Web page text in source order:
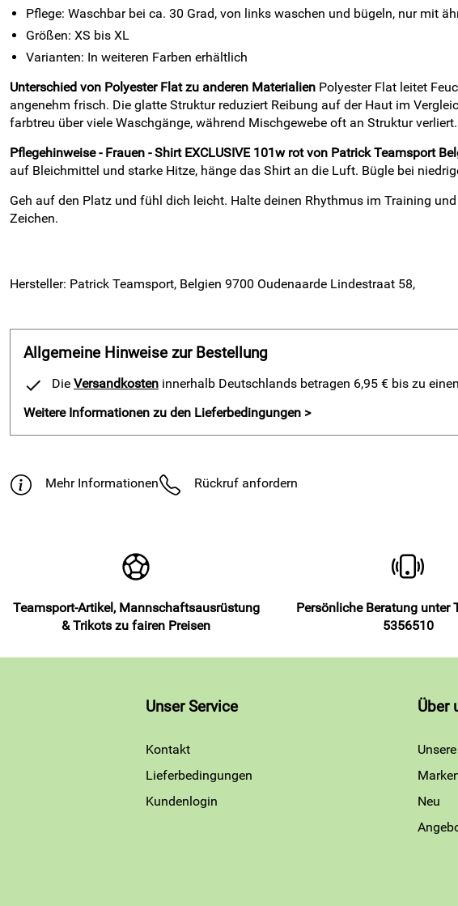
Pflege: Waschbar bei ca. 30 Grad, von links waschen und bügeln, nur mit
Größen: XS bis XL
Varianten: In weiteren Farben erhältlich
Unterschied von Polyester Flat zu anderen Materialien Polyester Flat leitet
angenehm frisch. Die glatte Struktur reduziert Reibung auf der Haut im
farbtreu über viele Waschgänge, während Mischgewebe oft an Struktur verliert.
Pflegehinweise - Frauen - Shirt EXCLUSIVE 101w rot von Patrick Teamsport
auf Bleichmittel und starke Hitze, hänge das Shirt an die Luft. Bügle bei
Geh auf den Platz und fühl dich leicht. Halte deinen Rhythmus im Training
Zeichen.
Hersteller: Patrick Teamsport, Belgien 9700 Oudenaarde Lindestraat 58,
Allgemeine Hinweise zur Bestellung
Die Versandkosten innerhalb Deutschlands betragen 6,95 € bis zu
Weitere Informationen zu den Lieferbedingungen >
Mehr Informationen Rückruf anfordern
Teamsport-Artikel, Mannschaftsausrüstung
& Trikots zu fairen Preisen
Persönliche Beratung unter
5356510
Unser Service
Kontakt
Lieferbedingungen
Kundenlogin
Über
Neu